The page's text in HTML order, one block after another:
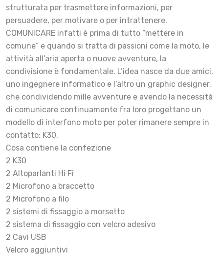
strutturata per trasmettere informazioni, per
persuadere, per motivare o per intrattenere.
COMUNICARE infatti è prima di tutto “mettere in
comune” e quando si tratta di passioni come la moto, le
attività all’aria aperta o nuove avventure, la
condivisione è fondamentale. L’idea nasce da due amici,
uno ingegnere informatico e l’altro un graphic designer,
che condividendo mille avventure e avendo la necessità
di comunicare continuamente fra loro progettano un
modello di interfono moto per poter rimanere sempre in
contatto: K30.
Cosa contiene la confezione
2 K30
2 Altoparlanti Hi Fi
2 Microfono a braccetto
2 Microfono a filo
2 sistemi di fissaggio a morsetto
2 sistema di fissaggio con velcro adesivo
2 Cavi USB
Velcro aggiuntivi